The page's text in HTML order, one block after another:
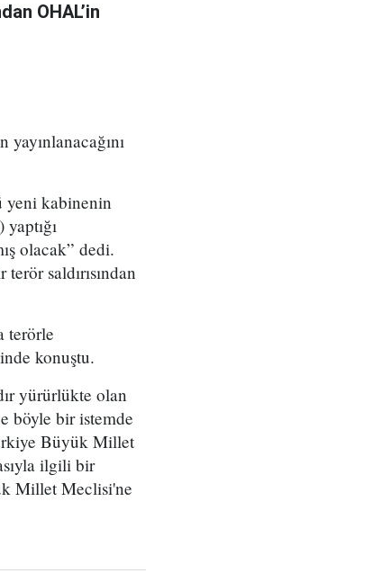
OHAL’in
yeni kabinenin
olacak” dedi.
saldırısından
terörle
konuştu.
yürürlükte olan
böyle bir istemde
Büyük Millet
ilgili bir
Millet Meclisi'ne